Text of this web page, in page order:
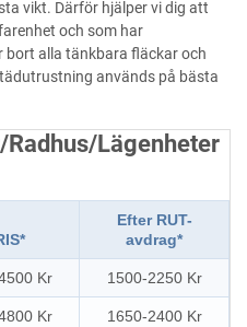
vikt. Därför hjälper vi dig att
och som har
bort alla tänkbara fläckar och
används på bästa
Lägenheter
Efter RUT-
avdrag*
Kr 1500-2250 Kr
Kr 1650-2400 Kr